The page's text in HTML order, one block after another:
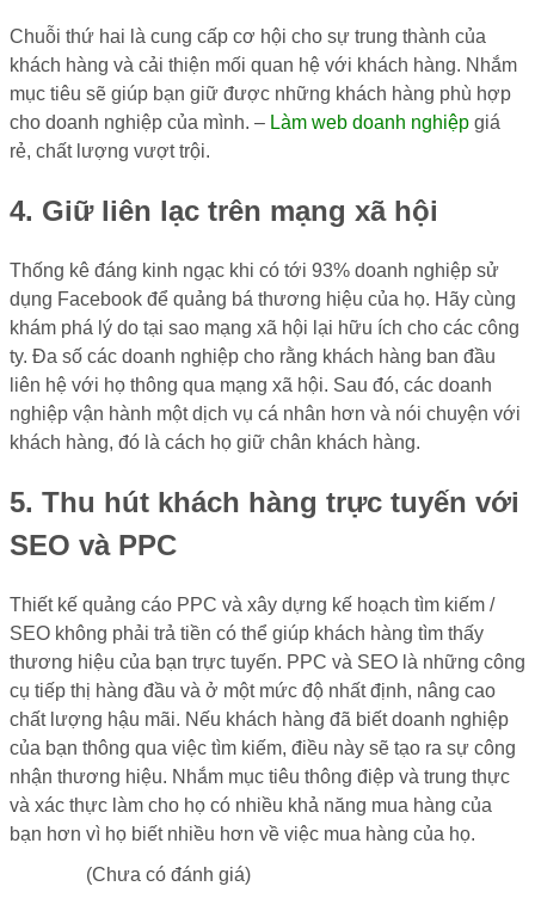
Chuỗi thứ hai là cung cấp cơ hội cho sự trung thành của
khách hàng và cải thiện mối quan hệ với khách hàng. Nhắm
mục tiêu sẽ giúp bạn giữ được những khách hàng phù hợp
cho doanh nghiệp của mình. – Làm web doanh nghiệp giá
rẻ, chất lượng vượt trội.
4. Giữ liên lạc trên mạng xã hội
Thống kê đáng kinh ngạc khi có tới 93% doanh nghiệp sử
dụng Facebook để quảng bá thương hiệu của họ. Hãy cùng
khám phá lý do tại sao mạng xã hội lại hữu ích cho các công
ty. Đa số các doanh nghiệp cho rằng khách hàng ban đầu
liên hệ với họ thông qua mạng xã hội. Sau đó, các doanh
nghiệp vận hành một dịch vụ cá nhân hơn và nói chuyện với
khách hàng, đó là cách họ giữ chân khách hàng.
5. Thu hút khách hàng trực tuyến với
SEO và PPC
Thiết kế quảng cáo PPC và xây dựng kế hoạch tìm kiếm /
SEO không phải trả tiền có thể giúp khách hàng tìm thấy
thương hiệu của bạn trực tuyến. PPC và SEO là những công
cụ tiếp thị hàng đầu và ở một mức độ nhất định, nâng cao
chất lượng hậu mãi. Nếu khách hàng đã biết doanh nghiệp
của bạn thông qua việc tìm kiếm, điều này sẽ tạo ra sự công
nhận thương hiệu. Nhắm mục tiêu thông điệp và trung thực
và xác thực làm cho họ có nhiều khả năng mua hàng của
bạn hơn vì họ biết nhiều hơn về việc mua hàng của họ.
(Chưa có đánh giá)